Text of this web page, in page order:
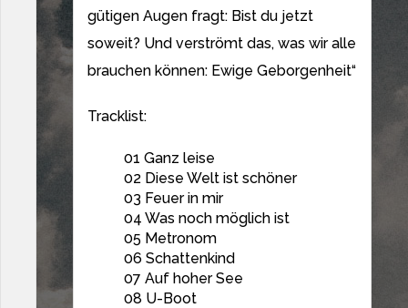
gütigen Augen fragt: Bist du jetzt
soweit? Und verströmt das, was wir alle
brauchen können: Ewige Geborgenheit“
Tracklist:
01 Ganz leise
02 Diese Welt ist schöner
03 Feuer in mir
04 Was noch möglich ist
05 Metronom
06 Schattenkind
07 Auf hoher See
08 U-Boot